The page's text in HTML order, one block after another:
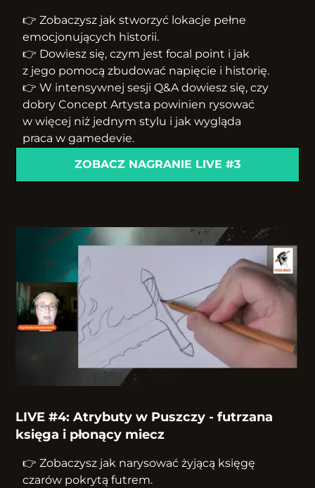
👉 Zobaczysz jak stworzyć lokacje pełne
emocjonujących historii.
👉 Dowiesz się, czym jest focal point i jak
z jego pomocą zbudować napięcie i historię.
👉 W intensywnej sesji Q&A dowiesz się, czy
dobry Concept Artysta powinien rysować
w więcej niż jednym stylu i jak wygląda
praca w gamedevie.
ZOBACZ NAGRANIE LIVE #3
LIVE #4: Atrybuty w Puszczy - futrzana
księga i płonący miecz
👉 Zobaczysz jak narysować żyjącą księgę
czarów pokrytą futrem.